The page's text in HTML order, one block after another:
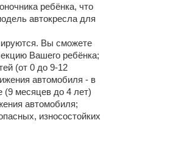
ребёнка, что
автокресла для
Вы сможете
Вашего ребёнка;
(от 0 до 9-12
автомобиля - в
(9 месяцев до 4 лет)
автомобиля;
износостойких